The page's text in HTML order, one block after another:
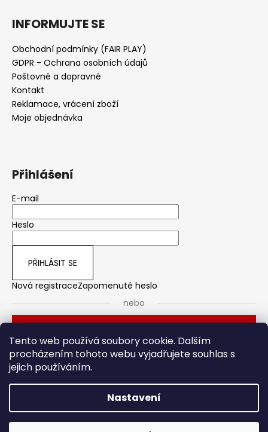
Tento web používá soubory cookie. Dalším
procházením tohoto webu vyjadřujete souhlas s
jejich používáním.
Nastavení
INFORMUJTE SE
Obchodní podmínky (FAIR PLAY)
GDPR - Ochrana osobních údajů
Poštovné a dopravné
Kontakt
Reklamace, vrácení zboží
Moje objednávka
Přihlášení
E-mail
Heslo
PŘIHLÁSIT SE
Nová registraceZapomenuté heslo
nebo